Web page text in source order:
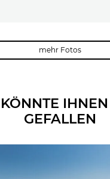
mehr Fotos
GEFALLEN